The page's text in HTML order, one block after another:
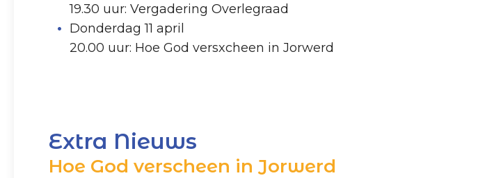
19.30 uur: Vergadering Overlegraad
Donderdag 11 april
20.00 uur: Hoe God versxcheen in Jorwerd
Extra Nieuws
Hoe God verscheen in Jorwerd